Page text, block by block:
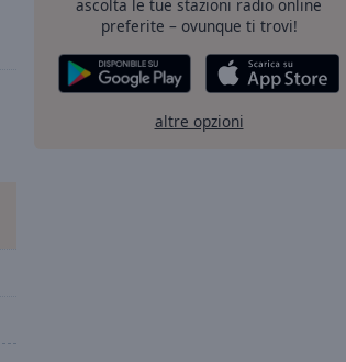
ascolta le tue stazioni radio online
preferite – ovunque ti trovi!
altre opzioni